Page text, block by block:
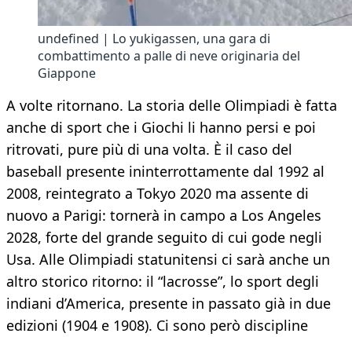
undefined | Lo yukigassen, una gara di
combattimento a palle di neve originaria del
Giappone
A volte ritornano. La storia delle Olimpiadi è fatta
anche di sport che i Giochi li hanno persi e poi
ritrovati, pure più di una volta. È il caso del
baseball presente ininterrottamente dal 1992 al
2008, reintegrato a Tokyo 2020 ma assente di
nuovo a Parigi: tornerà in campo a Los Angeles
2028, forte del grande seguito di cui gode negli
Usa. Alle Olimpiadi statunitensi ci sarà anche un
altro storico ritorno: il “lacrosse”, lo sport degli
indiani d’America, presente in passato già in due
edizioni (1904 e 1908). Ci sono però discipline